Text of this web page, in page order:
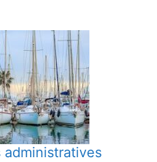
administratives